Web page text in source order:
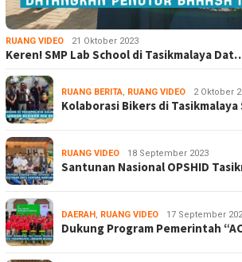
RUANG VIDEO 21 Oktober 2023
Keren! SMP Lab School di Tasikmalaya
RUANG BERITA, RUANG VIDEO 2 Oktober
Kolaborasi Bikers di
RUANG VIDEO 18 September 2023
Santunan Nasional OPSHID
DAERAH, RUANG VIDEO 17 September
Dukung Program Pemerintah